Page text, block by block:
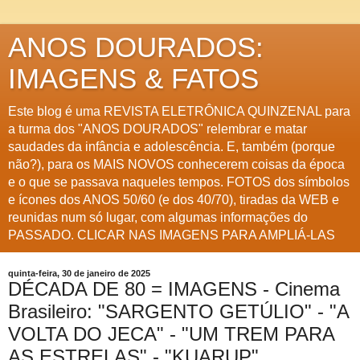
ANOS DOURADOS:
IMAGENS & FATOS
Este blog é uma REVISTA ELETRÔNICA QUINZENAL para
a turma dos "ANOS DOURADOS" relembrar e matar
saudades da infância e adolescência. E, também (porque
não?), para os MAIS NOVOS conhecerem coisas da época
e o que se passava naqueles tempos. FOTOS dos símbolos
e ícones dos ANOS 50/60 (e dos 40/70), tiradas da WEB e
reunidas num só lugar, com algumas informações do
PASSADO. CLICAR NAS IMAGENS PARA AMPLIÁ-LAS
quinta-feira, 30 de janeiro de 2025
DÉCADA DE 80 = IMAGENS - Cinema
Brasileiro: "SARGENTO GETÚLIO" - "A
VOLTA DO JECA" - "UM TREM PARA